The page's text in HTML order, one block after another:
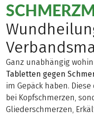
Ganz unabhängig
Tabletten gegen
im Gepäck haben.
bei Kopfschmerzen,
Gliederschmerzen,